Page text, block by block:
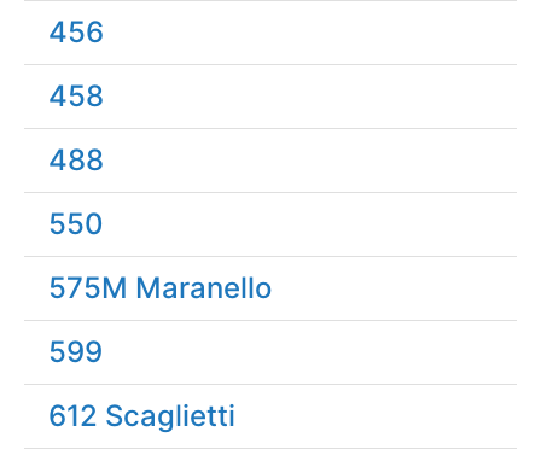
456
458
488
550
575M Maranello
599
612 Scaglietti